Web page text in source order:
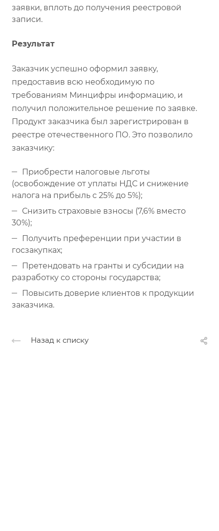
заявки, вплоть до получения реестровой
записи.
Результат
Заказчик успешно оформил заявку,
предоставив всю необходимую по
требованиям Минцифры информацию, и
получил положительное решение по заявке.
Продукт заказчика был зарегистрирован в
реестре отечественного ПО. Это позволило
заказчику:
Приобрести налоговые льготы
(освобождение от уплаты НДС и снижение
налога на прибыль с 25% до 5%);
Снизить страховые взносы (7,6% вместо
30%);
Получить преференции при участии в
госзакупках;
Претендовать на гранты и субсидии на
разработку со стороны государства;
Повысить доверие клиентов к продукции
заказчика.
Назад к списку